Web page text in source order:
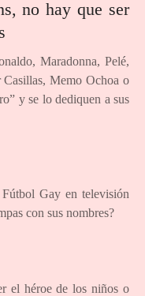
no hay que ser
Maradonna, Pelé,
Memo Ochoa o
y se lo dediquen a sus
Gay en televisión
con sus nombres?
el héroe de los niños o